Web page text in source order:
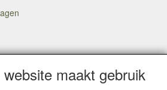
maakt gebruik